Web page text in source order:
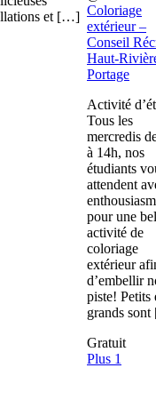
et […] Coloriage
extérieur –
Conseil
Haut-
Portage
Activité
Tous les
mercredis
à 14h, nos
étudiants
attendent
pour une
activité de
coloriage
extérieur
d’embellir
piste! Petits
grands
Gratuit
Plus 1